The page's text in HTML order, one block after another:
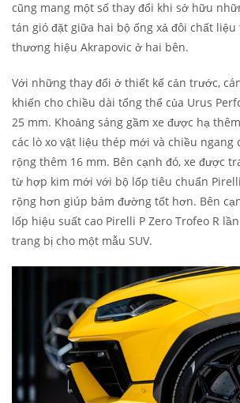
cũng mang một số thay đổi khi sở hữu
tán gió đặt giữa hai bộ ống xả đôi chất
thương hiệu Akrapovic ở hai bên.
Với những thay đổi ở thiết kế cản trước,
khiến cho chiều dài tổng thể của Urus
25 mm. Khoảng sáng gầm xe được hạ
các lò xo vật liệu thép mới và chiều ngang
rộng thêm 16 mm. Bên cạnh đó, xe được
từ hợp kim mới với bộ lốp tiêu chuẩn
rộng hơn giúp bám đường tốt hơn. Bên
lốp hiệu suất cao Pirelli P Zero Trofeo R
trang bị cho một mẫu SUV.